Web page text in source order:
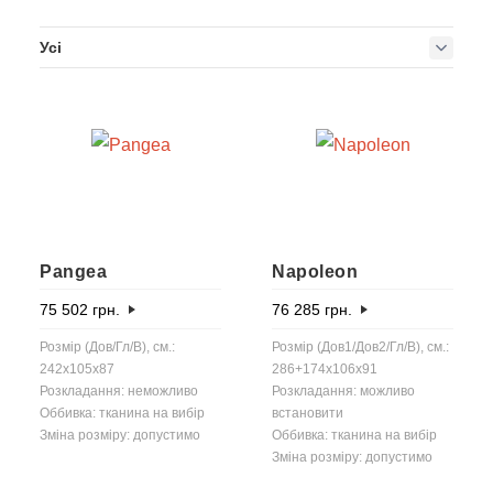
Усі
Pangea
75 502 грн.
Розмір (Дов/Гл/В), см.:
242x105x87
Розкладання: неможливо
Оббивка: тканина на вибір
Зміна розміру: допустимо
Napoleon
76 285 грн.
Розмір (Дов1/Дов2/Гл/В), см.:
286+174x106x91
Розкладання: можливо
встановити
Оббивка: тканина на вибір
Зміна розміру: допустимо